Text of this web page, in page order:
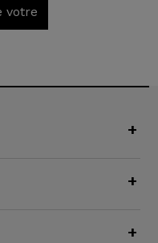
votre
+
+
+